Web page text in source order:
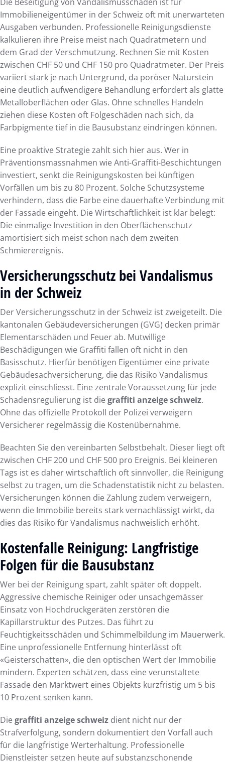
Immobilieneigentümer in der Schweiz oft mit unerwarteten
Ausgaben verbunden. Professionelle Reinigungsdienste
kalkulieren ihre Preise meist nach Quadratmetern und
dem Grad der Verschmutzung. Rechnen Sie mit Kosten
zwischen CHF 50 und CHF 150 pro Quadratmeter. Der Preis
variiert stark je nach Untergrund, da poröser Naturstein
eine deutlich aufwendigere Behandlung erfordert als glatte
Metalloberflächen oder Glas. Ohne schnelles Handeln
ziehen diese Kosten oft Folgeschäden nach sich, da
Farbpigmente tief in die Bausubstanz eindringen können.
Eine proaktive Strategie zahlt sich hier aus. Wer in
Präventionsmassnahmen wie Anti-Graffiti-Beschichtungen
investiert, senkt die Reinigungskosten bei künftigen
Vorfällen um bis zu 80 Prozent. Solche Schutzsysteme
verhindern, dass die Farbe eine dauerhafte Verbindung mit
der Fassade eingeht. Die Wirtschaftlichkeit ist klar belegt:
Die einmalige Investition in den Oberflächenschutz
amortisiert sich meist schon nach dem zweiten
Schmierereignis.
Versicherungsschutz bei Vandalismus
in der Schweiz
Der Versicherungsschutz in der Schweiz ist zweigeteilt. Die
kantonalen Gebäudeversicherungen (GVG) decken primär
Elementarschäden und Feuer ab. Mutwillige
Beschädigungen wie Graffiti fallen oft nicht in den
Basisschutz. Hierfür benötigen Eigentümer eine private
Gebäudesachversicherung, die das Risiko Vandalismus
explizit einschliesst. Eine zentrale Voraussetzung für jede
Schadensregulierung ist diegraffiti anzeige schweiz.
Ohne das offizielle Protokoll der Polizei verweigern
Versicherer regelmässig die Kostenübernahme.
Beachten Sie den vereinbarten Selbstbehalt. Dieser liegt oft
zwischen CHF 200 und CHF 500 pro Ereignis. Bei kleineren
Tags ist es daher wirtschaftlich oft sinnvoller, die Reinigung
selbst zu tragen, um die Schadenstatistik nicht zu belasten.
Versicherungen können die Zahlung zudem verweigern,
wenn die Immobilie bereits stark vernachlässigt wirkt, da
dies das Risiko für Vandalismus nachweislich erhöht.
Kostenfalle Reinigung: Langfristige
Folgen für die Bausubstanz
Wer bei der Reinigung spart, zahlt später oft doppelt.
Aggressive chemische Reiniger oder unsachgemässer
Einsatz von Hochdruckgeräten zerstören die
Kapillarstruktur des Putzes. Das führt zu
Feuchtigkeitsschäden und Schimmelbildung im Mauerwerk.
Eine unprofessionelle Entfernung hinterlässt oft
«Geisterschatten», die den optischen Wert der Immobilie
mindern. Experten schätzen, dass eine verunstaltete
Fassade den Marktwert eines Objekts kurzfristig um 5 bis
10 Prozent senken kann.
Diegraffiti anzeige schweiz dient nicht nur der
Strafverfolgung, sondern dokumentiert den Vorfall auch
für die langfristige Werterhaltung. Professionelle
Dienstleister setzen heute auf substanzschonende